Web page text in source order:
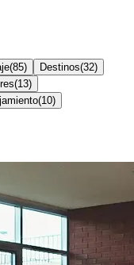
(85) Destinos(32)
(13)
(10)